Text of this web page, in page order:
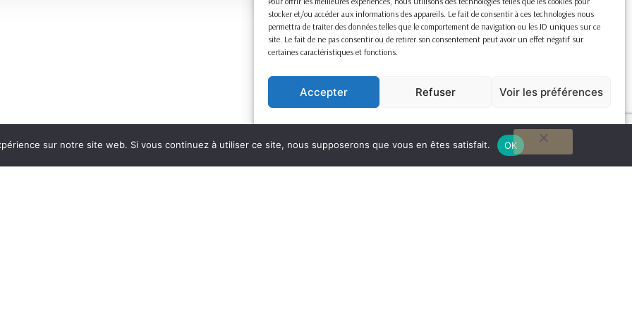
stocker et/ou accéder aux informations des appareils. Le fait de consentir à ces technologies nous
permettra de traiter des données telles que le comportement de navigation ou les ID uniques sur ce
site. Le fait de ne pas consentir ou de retirer son consentement peut avoir un effet négatif sur
certaines caractéristiques et fonctions.
Accepter Refuser Voir les préférences
sur notre site web. Si vous continuez à utiliser ce site, nous supposerons que vous en êtes satisfait. OK